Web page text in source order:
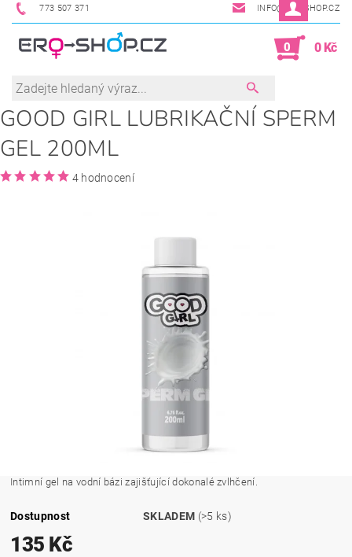
773 507 371 INFO@ERO-SHOP.CZ
0 0 Kč
GOOD GIRL LUBRIKAČNÍ SPERM
GEL 200ML
4 hodnocení
Intimní gel na vodní bázi zajišťující dokonalé zvlhčení.
Dostupnost SKLADEM (>5 ks)
135 Kč